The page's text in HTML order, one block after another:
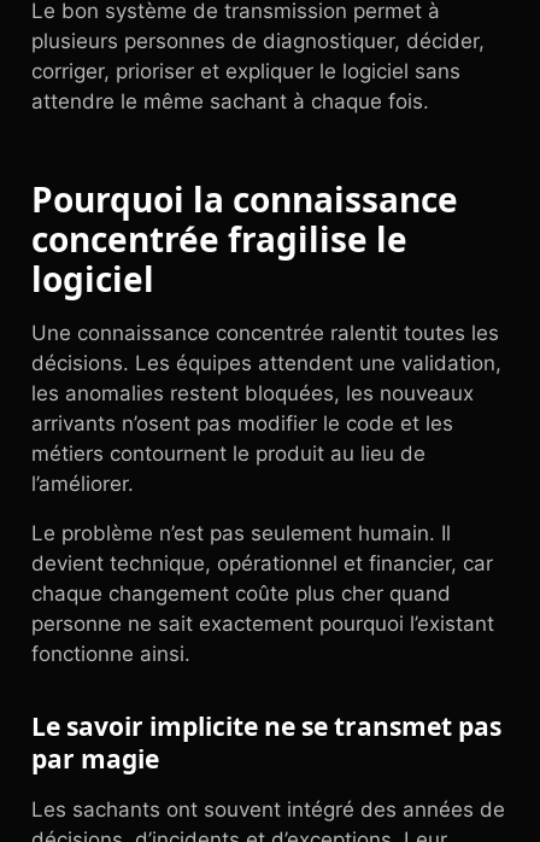
Le bon système de transmission permet à
plusieurs personnes de diagnostiquer, décider,
corriger, prioriser et expliquer le logiciel sans
attendre le même sachant à chaque fois.
Pourquoi la connaissance
concentrée fragilise le
logiciel
Une connaissance concentrée ralentit toutes les
décisions. Les équipes attendent une validation,
les anomalies restent bloquées, les nouveaux
arrivants n’osent pas modifier le code et les
métiers contournent le produit au lieu de
l’améliorer.
Le problème n’est pas seulement humain. Il
devient technique, opérationnel et financier, car
chaque changement coûte plus cher quand
personne ne sait exactement pourquoi l’existant
fonctionne ainsi.
Le savoir implicite ne se transmet pas
par magie
Les sachants ont souvent intégré des années de